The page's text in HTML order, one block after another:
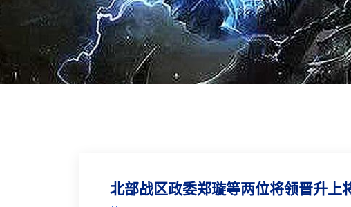
北部战区政委郑璇等两位将领晋升上